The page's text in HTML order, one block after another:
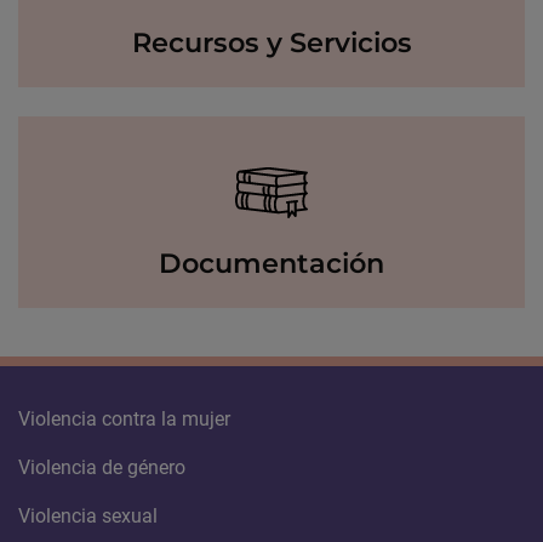
Recursos y Servicios
Documentación
Violencia contra la mujer
Violencia de género
Violencia sexual